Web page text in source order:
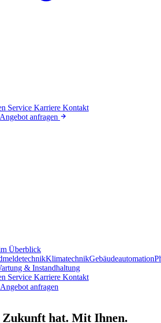
Service Karriere Kontakt
Angebot anfragen
Überblick
KlimatechnikGebäudeautomation
& Instandhaltung
Service Karriere Kontakt
Angebot anfragen
Zukunft hat. Mit Ihnen.